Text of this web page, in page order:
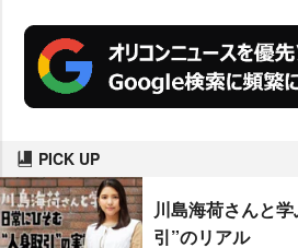
PICK UP
川島海荷さんと
引”のリアル